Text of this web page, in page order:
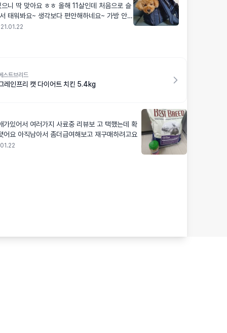
니 딱 맞아요 ㅎㅎ 올해 11살인데 처음으로 슬
태워봐요~ 생각보다 편안해하네요~ 가방 안에
거부감없이 잘 들어가구 ㅎㅎ 디자인도 깔끔하
스트브리드
레인프리 캣 다이어트 치킨 5.4kg
가있어서 여러가지 사료중 리뷰보 고 택했는데 확
실히 만이좋아졋어요 아직남아서 좀더급여해보고 재구매하려고요